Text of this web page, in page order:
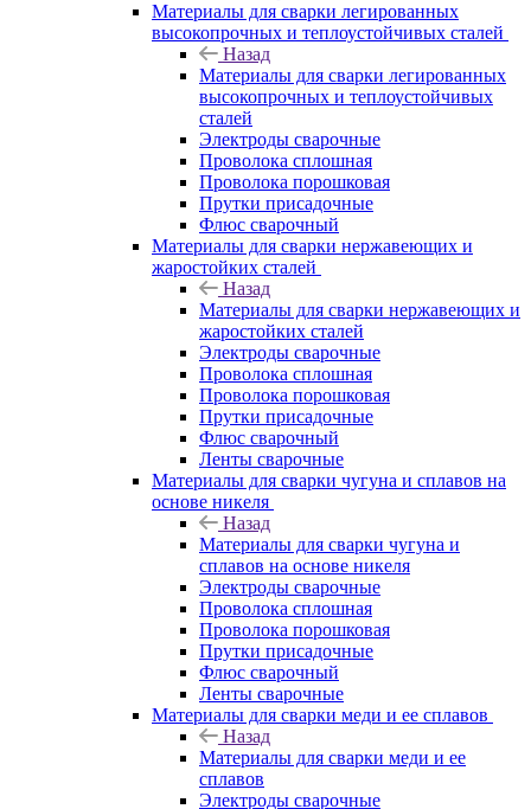
Материалы для сварки легированных
высокопрочных и теплоустойчивых сталей
Назад
Материалы для сварки легированных
высокопрочных и теплоустойчивых
сталей
Электроды сварочные
Проволока сплошная
Проволока порошковая
Прутки присадочные
Флюс сварочный
Материалы для сварки нержавеющих и
жаростойких сталей
Назад
Материалы для сварки нержавеющих и
жаростойких сталей
Электроды сварочные
Проволока сплошная
Проволока порошковая
Прутки присадочные
Флюс сварочный
Ленты сварочные
Материалы для сварки чугуна и сплавов на
основе никеля
Назад
Материалы для сварки чугуна и
сплавов на основе никеля
Электроды сварочные
Проволока сплошная
Проволока порошковая
Прутки присадочные
Флюс сварочный
Ленты сварочные
Материалы для сварки меди и ее сплавов
Назад
Материалы для сварки меди и ее
сплавов
Электроды сварочные